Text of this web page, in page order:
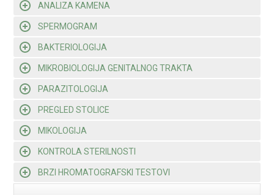
ANALIZA KAMENA
SPERMOGRAM
BAKTERIOLOGIJA
MIKROBIOLOGIJA GENITALNOG TRAKTA
PARAZITOLOGIJA
PREGLED STOLICE
MIKOLOGIJA
KONTROLA STERILNOSTI
BRZI HROMATOGRAFSKI TESTOVI